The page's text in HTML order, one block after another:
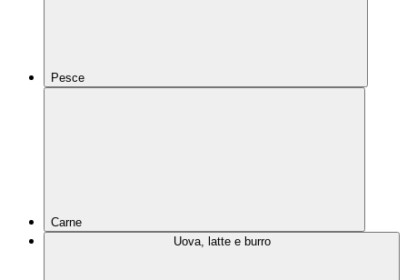
Pesce
Carne
Uova, latte e burro